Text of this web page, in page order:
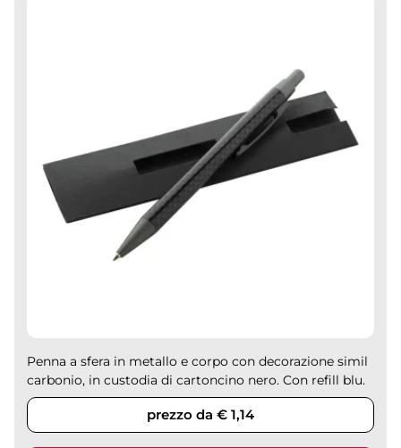
Penna a sfera in metallo e corpo con decorazione simil
carbonio, in custodia di cartoncino nero. Con refill blu.
prezzo da € 1,14